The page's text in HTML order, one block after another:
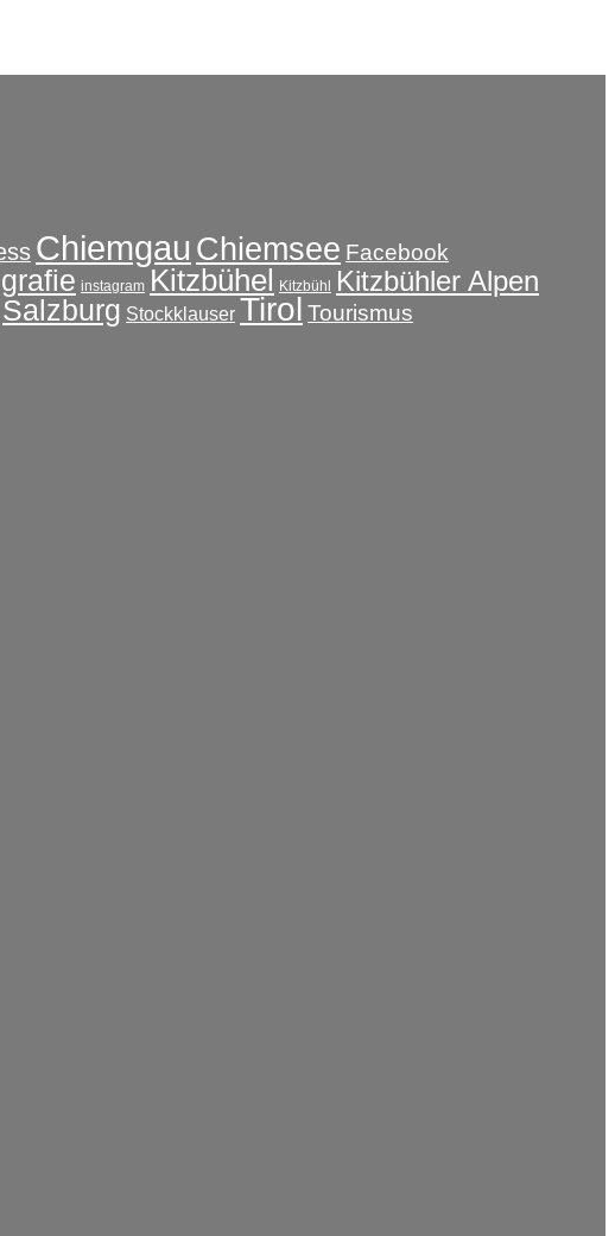
Chiemgau Chiemsee Facebook
instagram Kitzbühel Kitzbühl Kitzbühler Alpen
Salzburg Stockklauser Tirol Tourismus